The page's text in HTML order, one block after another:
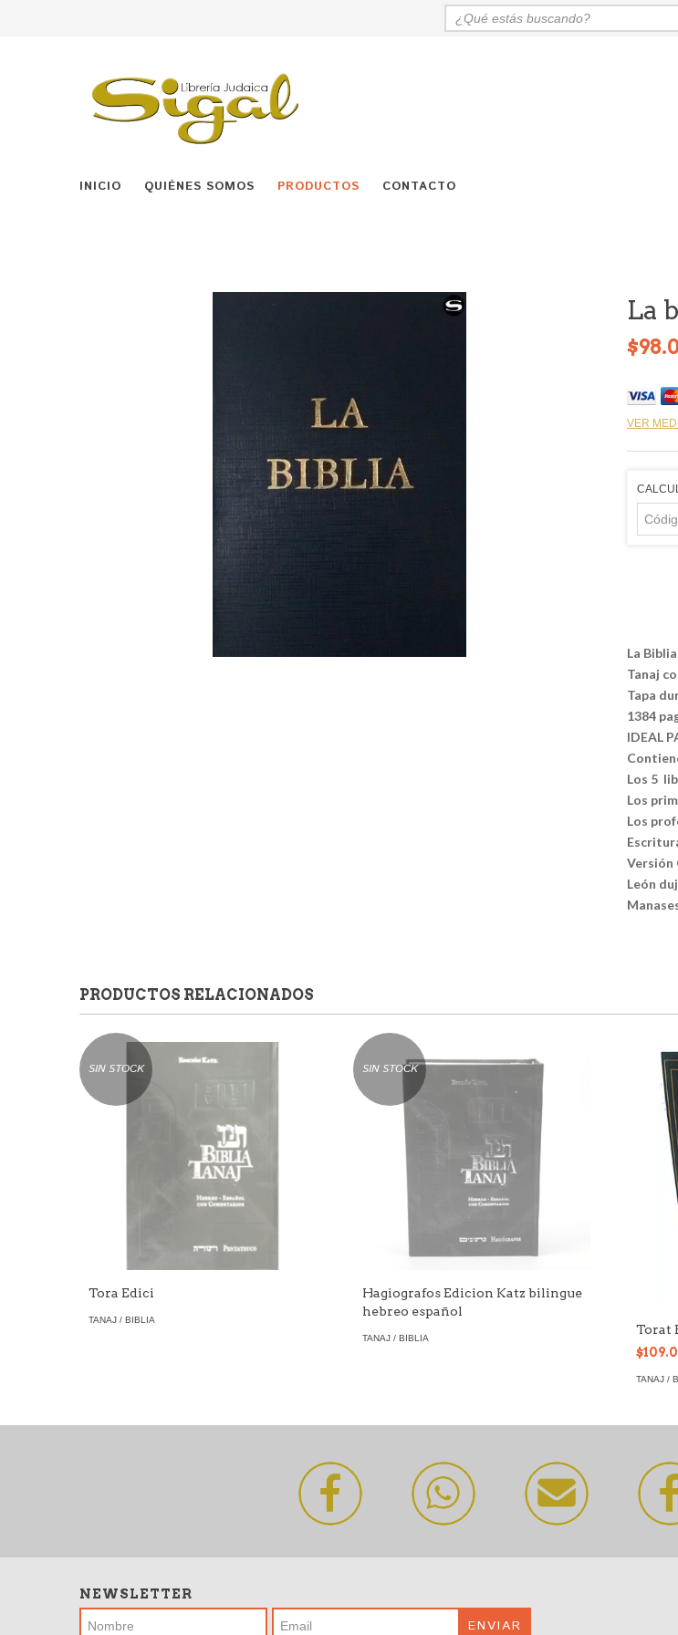
INICIO QUIÉNES SOMOS PRODUCTOS CONTACTO
La
VER
La
Tanaj
Tapa
1384
IDEAL
Los 5
Los
Los
Versión
León
PRODUCTOS RELACIONADOS
SIN STOCK
Tora Edici
TANAJ / BIBLIA
SIN STOCK
Hagiografos Edicion Katz bilingue
hebreo español
TANAJ / BIBLIA
Torat
TANAJ /
NEWSLETTER